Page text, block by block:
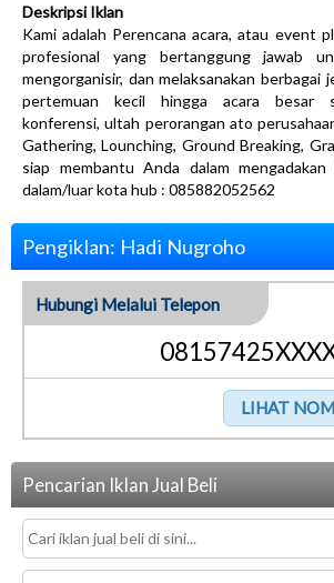
Deskripsi Iklan
Kami adalah Perencana acara, atau event
profesional yang bertanggung jawab
mengorganisir, dan melaksanakan berbagai
pertemuan kecil hingga acara besar
konferensi, ultah perorangan ato
Gathering, Lounching, Ground Breaking,
siap membantu Anda dalam
dalam/luar kota hub : 085882052562
Pengiklan: Hadi Nugroho
Hubungi Melalui Telepon
Pencarian Iklan Jual Beli